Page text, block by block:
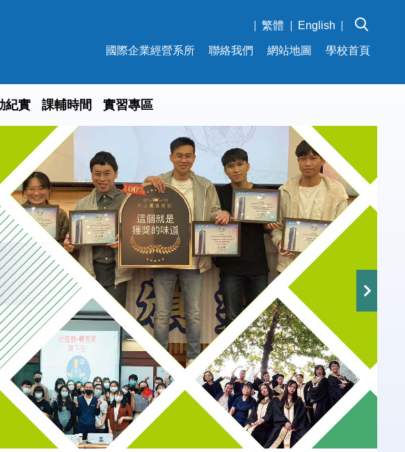
繁體 English
紀實 課輔時間 實習專區
國際企業經營系所 聯絡我們 網站地圖 學校首頁